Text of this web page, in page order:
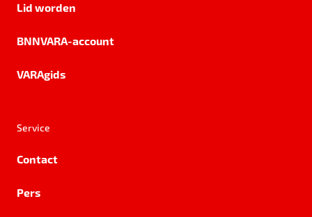
Lid worden
BNNVARA-account
VARAgids
Service
Contact
Pers